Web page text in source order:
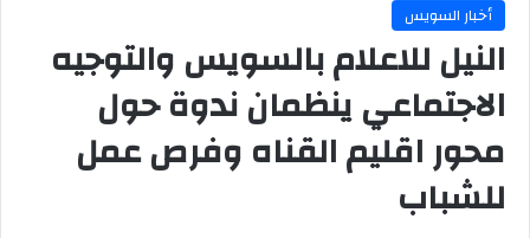
أخبار السويس
النيل للاعلام بالسويس والتوجيه
الاجتماعي ينظمان ندوة حول
محور اقليم القناه وفرص عمل
للشباب